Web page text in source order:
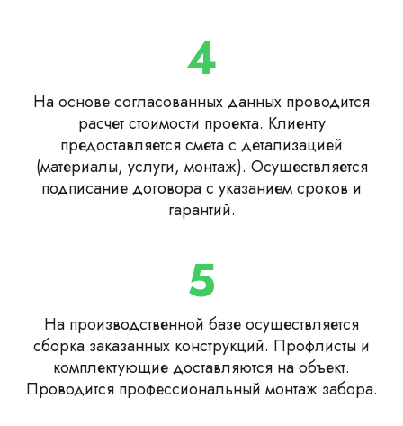
4
На основе согласованных данных проводится
расчет стоимости проекта. Клиенту
предоставляется смета с детализацией
(материалы, услуги, монтаж). Осуществляется
подписание договора с указанием сроков и
гарантий.
5
На производственной базе осуществляется
сборка заказанных конструкций. Профлисты и
комплектующие доставляются на объект.
Проводится профессиональный монтаж забора.